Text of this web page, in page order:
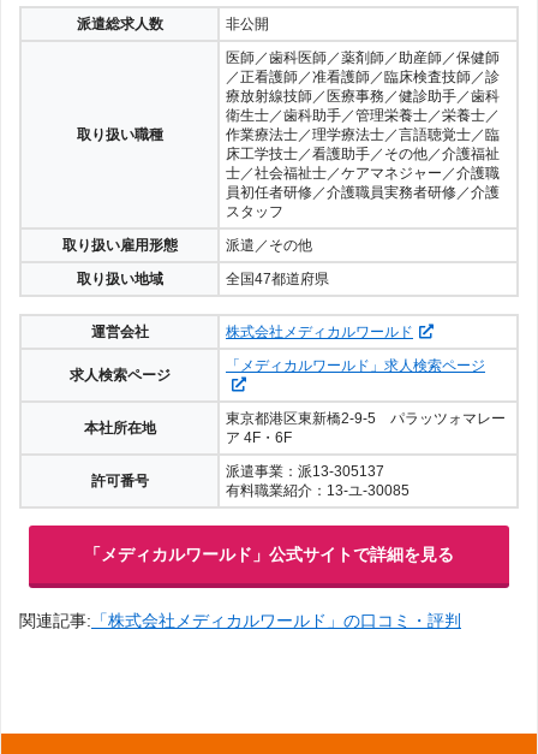
派遣総求人数 非公開
取り扱い職種
医師／歯科医師／薬剤師／助産師／保健師
／正看護師／准看護師／臨床検査技師／診
療放射線技師／医療事務／健診助手／歯科
衛生士／歯科助手／管理栄養士／栄養士／
作業療法士／理学療法士／言語聴覚士／臨
床工学技士／看護助手／その他／介護福祉
士／社会福祉士／ケアマネジャー／介護職
員初任者研修／介護職員実務者研修／介護
スタッフ
取り扱い雇用形態
派遣／その他
取り扱い地域
全国47都道府県
運営会社 株式会社メディカルワールド
求人検索ページ
「メディカルワールド」求人検索ページ
本社所在地
東京都港区東新橋2-9-5 パラッツォマレー
ア 4F・6F
許可番号
派遣事業：派13-305137
有料職業紹介：13-ユ-30085
「メディカルワールド」公式サイトで詳細を見る
関連記事: 「株式会社メディカルワールド」の口コミ・評判